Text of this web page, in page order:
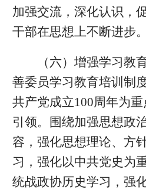
加强交流，深化认识，
干部在思想上不断进步。
（六）增强学习教
善委员学习教育培训制
共产党成立100周年为
引领。围绕加强思想政
容，强化思想理论、方
习，强化以中共党史为
统战政协历史学习，强